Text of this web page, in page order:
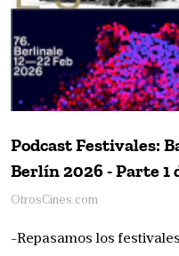
Podcast Festivales:
Berlín 2026 - Parte 1
OtrosCines.com
-Repasamos los